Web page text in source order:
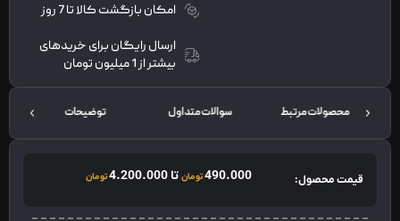
امکان بازگشت کالا تا 7 روز
ارسال رایگان برای خریدهای
بیشتر از 1 میلیون تومان
محصولات مرتبط سوالات متداول توضیحات
قیمت محصول: 490.000تومانتا4.200.000تومان